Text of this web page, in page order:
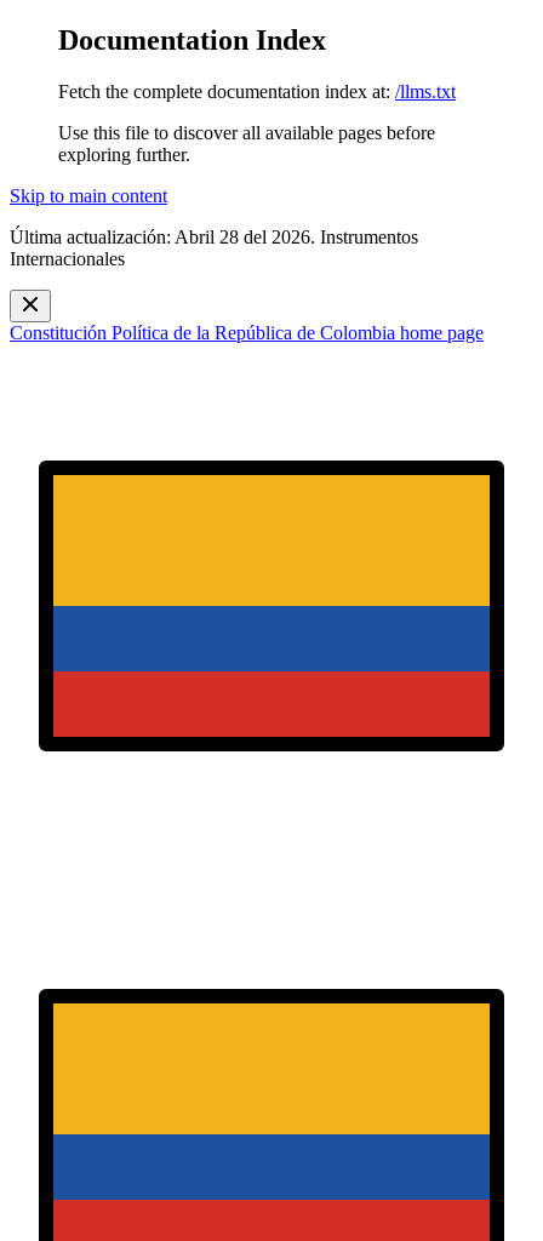
Documentation Index
Fetch the complete documentation index at: /llms.txt
Use this file to discover all available pages before
exploring further.
Skip to main content
Última actualización: Abril 28 del 2026. Instrumentos
Internacionales
Constitución Política de la República de Colombia home page